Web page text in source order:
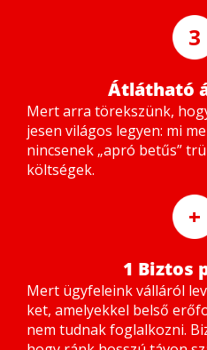
3
Átlátható
Mert ar­ra tö­rek­szünk,
je­sen vi­lá­gos le­gyen: mi
nin­cse­nek „ap­ró be­tűs”
költ­sé­gek.
+
1 Biztos
Mert ügy­fe­le­ink vál­lá­ról
ket, ame­lyek­kel bel­ső
nem tud­nak fog­lal­koz­ni.